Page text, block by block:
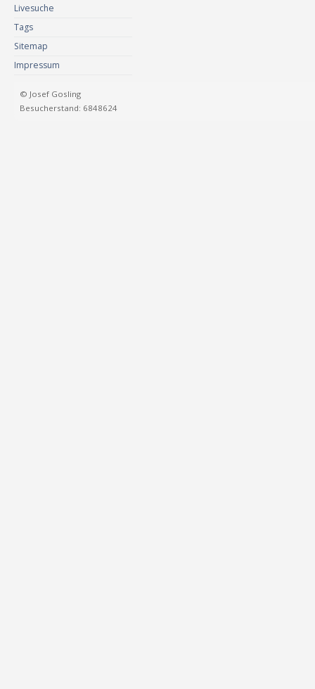
Livesuche
Tags
Sitemap
Impressum
© Josef Gosling
Besucherstand: 6848624